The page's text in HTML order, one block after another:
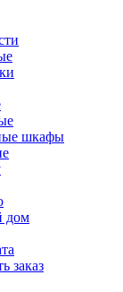
шкафы
дом
заказ